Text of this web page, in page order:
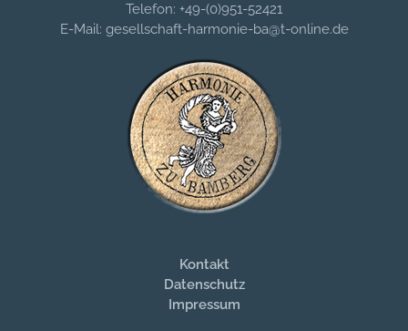
Telefon: +49-(0)951-52421
E-Mail: gesellschaft-harmonie-ba@t-online.de
Kontakt
Datenschutz
Impressum